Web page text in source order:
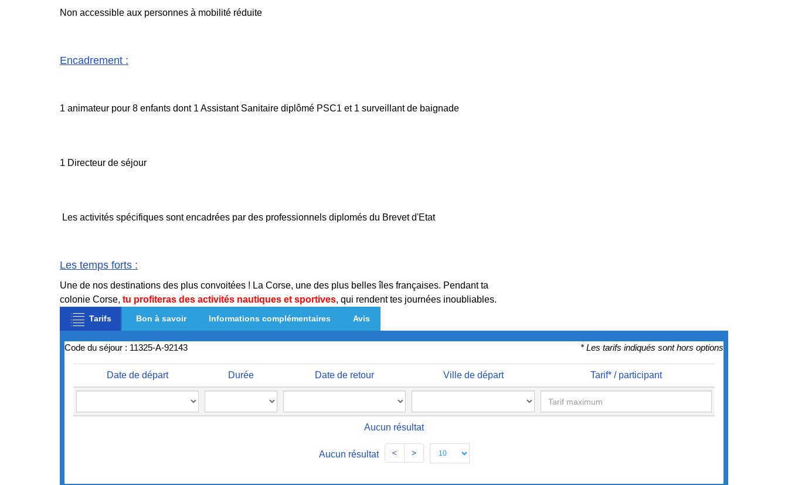
Non accessible aux personnes à mobilité réduite
Encadrement :
1 animateur pour 8 enfants dont 1 Assistant Sanitaire diplômé PSC1 et 1 surveillant de baignade
1 Directeur de séjour
Les activités spécifiques sont encadrées par des professionnels diplomés du Brevet d'Etat
Les temps forts :
Une de nos destinations des plus convoitées ! La Corse, une des plus belles îles françaises. Pendant ta
colonie Corse, tu profiteras des activités nautiques et sportives, qui rendent tes journées inoubliables.
Tarifs Bon à savoir Informations complémentaires Avis
Code du séjour : 11325-A-92143 * Les tarifs indiqués sont hors options
Date de départ Durée Date de retour Ville de départ Tarif* / participant
Aucun résultat
Aucun résultat < >